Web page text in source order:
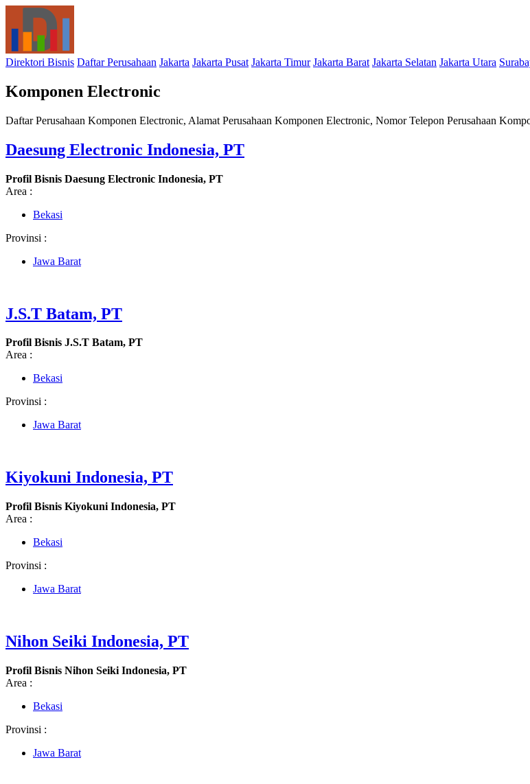
Direktori Bisnis Daftar Perusahaan Jakarta Jakarta Pusat Jakarta Timur Jakarta Barat Jakarta Selatan Jakarta Utara
Komponen Electronic
Daftar Perusahaan Komponen Electronic, Alamat Perusahaan Komponen Electronic, Nomor Telepon Perusahaan
Daesung Electronic Indonesia, PT
Profil Bisnis Daesung Electronic Indonesia, PT
Area :
Bekasi
Provinsi :
Jawa Barat
J.S.T Batam, PT
Profil Bisnis J.S.T Batam, PT
Area :
Bekasi
Provinsi :
Jawa Barat
Kiyokuni Indonesia, PT
Profil Bisnis Kiyokuni Indonesia, PT
Area :
Bekasi
Provinsi :
Jawa Barat
Nihon Seiki Indonesia, PT
Profil Bisnis Nihon Seiki Indonesia, PT
Area :
Bekasi
Provinsi :
Jawa Barat